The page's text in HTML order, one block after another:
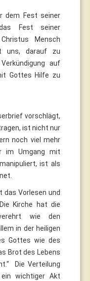
dem Fest seiner
Fest seiner
Mensch
uns, darauf zu
auf
Gottes Hilfe zu
vorschlägt,
ist nicht nur
noch viel mehr
im Umgang mit
ist als
das Vorlesen und
Kirche hat die
wie den
in der heiligen
Gottes wie des
Brot des Lebens
Die Verteilung
wichtiger Akt